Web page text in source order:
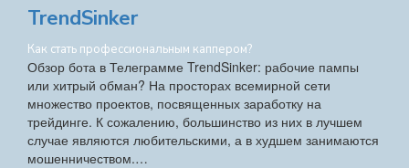
TrendSinker
Как стать профессиональным каппером?
Обзор бота в Телеграмме TrendSinker: рабочие пампы
или хитрый обман? На просторах всемирной сети
множество проектов, посвященных заработку на
трейдинге. К сожалению, большинство из них в лучшем
случае являются любительскими, а в худшем занимаются
мошенничеством.…